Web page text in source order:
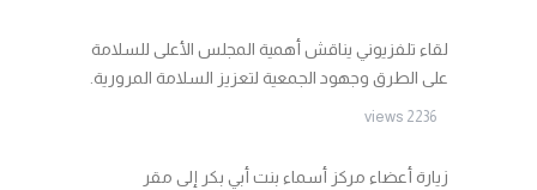
لقاء تلفزيوني يناقش أهمية المجلس الأعلى للسلامة
على الطرق وجهود الجمعية لتعزيز السلامة المرورية.
2236 views
زيارة أعضاء مركز أسماء بنت أبي بكر إلى مقر